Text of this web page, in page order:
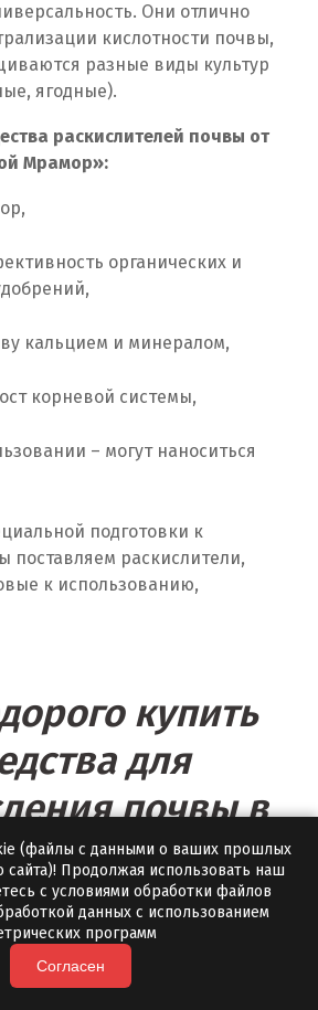
Они отлично
кислотности почвы,
разные виды культур
ягодные).
раскислителей почвы от
Мрамор»:
органических и
кальцием и минералом,
корневой системы,
– могут наноситься
подготовки к
поставляем раскислители,
к использованию,
купить
для
почвы в
для раскисления почвы вы
производителя
Мы сотрудничаем с
(файлы с данными о ваших прошлых
сайта)! Продолжая использовать наш
с условиями обработки файлов
данных с использованием
программ
Согласен